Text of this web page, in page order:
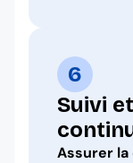
6
Suivi
Assurer